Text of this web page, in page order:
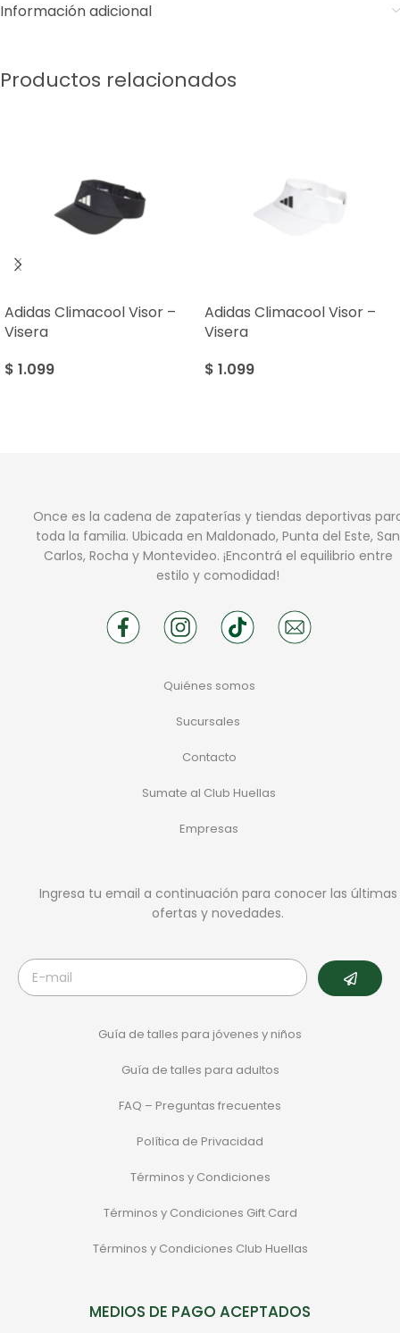
Información adicional
Productos relacionados
Adidas Climacool Visor –
Visera
$ 1.099
Adidas Climacool Visor –
Visera
$ 1.099
Once es la cadena de zapaterías y tiendas deportivas
toda la familia. Ubicada en Maldonado, Punta del Este, San
Carlos, Rocha y Montevideo. ¡Encontrá el equilibrio entre
estilo y comodidad!
Quiénes somos
Sucursales
Contacto
Sumate al Club Huellas
Empresas
Ingresa tu email a continuación para conocer las últimas
ofertas y novedades.
Guía de talles para jóvenes y niños
Guía de talles para adultos
FAQ – Preguntas frecuentes
Política de Privacidad
Términos y Condiciones
Términos y Condiciones Gift Card
Términos y Condiciones Club Huellas
MEDIOS DE PAGO ACEPTADOS